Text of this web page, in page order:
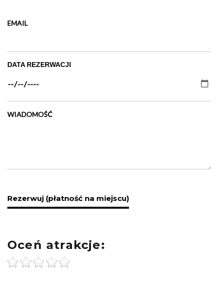
EMAIL
DATA REZERWACJI
WIADOMOŚĆ
Oceń atrakcje: